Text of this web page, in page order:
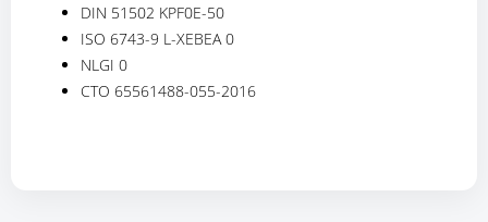
DIN 51502 KPF0E-50
ISO 6743-9 L-XEBEA 0
NLGI 0
СТО 65561488-055-2016